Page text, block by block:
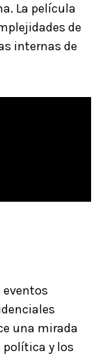
La película
de
internas de
una mirada
política y los